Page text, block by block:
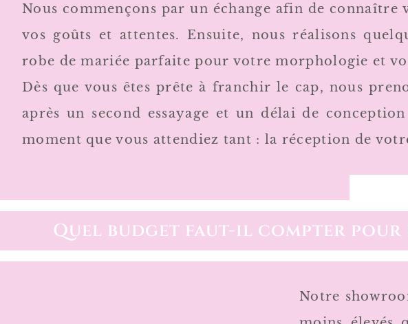
Nous commençons par un échange afin de connaître
vos goûts et attentes. Ensuite, nous réalisons
robe de mariée parfaite pour votre morphologie et
Dès que vous êtes prête à franchir le cap, nous
après un second essayage et un délai de
moment que vous attendiez tant : la réception de
Quel budget faut-il compter pour
Notre